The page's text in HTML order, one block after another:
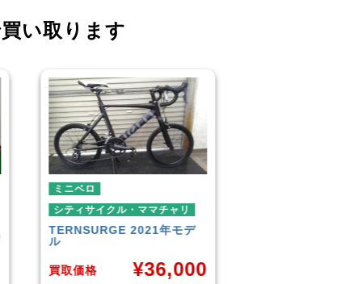
い取ります
ミニベロ
シティサイクル・ママチャリ
SIKISIMALUSCIOUS
買取価格
¥ 6,001